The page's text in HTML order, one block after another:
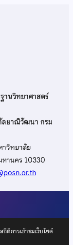
านวิทยาศาสตร์
ลยาณิวัฒนา กรม
วิทยาลัย
านคร 10330
ติการเข้าชมเว็บไซต์